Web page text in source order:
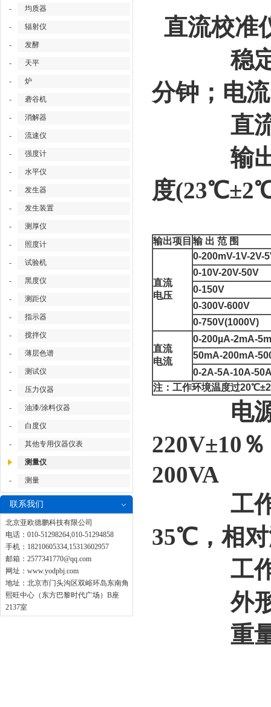
- 均质器
- 辐射仪
- 发酵
- 天平
- 炉
- 砻谷机
- 消解器
- 流速仪
- 强度计
- 水平仪
- 发生器
- 发生装置
- 测厚仪
- 照度计
- 试验机
- 黑度仪
- 测距仪
- 指示器
- 搅拌仪
- 薄层色谱
- 测试仪
- 压力仪器
- 油漆/涂料仪器
- 白度仪
- 其他专用仪器仪表
测量仪
- 测量
联系我们
北京亚欧德鹏科技有限公司
电话：010-51298264,010-51294858
手机：18210605334,15313602957
邮箱： 2577341770@qq.com
网址： www.yodpbj.com
地址：北京市门头沟区双峪环岛东南角
熙旺中心（东方巴黎时代广场）B座
2137室
直流校准
稳定性:
分钟；电
直流纹
输出电
度
输出项目 输 出 范 围
直流
电压
0-200mV-1V-2V-
0-10V-20V-50V
0-150V
0-300V-600V
0-750V(1000V)
直流
电流
0-200µA-2mA-
50mA-200mA-
0-2A-5A-10A-
注：工作环境温度过
电源功
220V±10
200VA
工作环
35℃，相
工作时
外形尺
重量